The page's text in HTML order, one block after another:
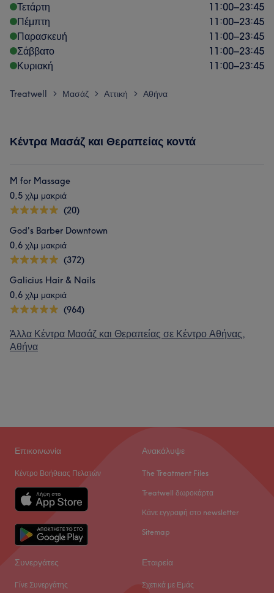
Τετάρτη
11:00–23:45
Πέμπτη
11:00–23:45
Παρασκευή
11:00–23:45
Σάββατο
11:00–23:45
Κυριακή
11:00–23:45
Treatwell > Μασάζ > Αττική > Αθήνα
Κέντρα Μασάζ και Θεραπείας κοντά
M for Massage
0,5 χλμ μακριά
(20)
God's Barber Downtown
0,6 χλμ μακριά
(372)
Galicius Hair & Nails
0,6 χλμ μακριά
(964)
Άλλα Κέντρα Μασάζ και Θεραπείας σε Κέντρο Αθήνας,
Αθήνα
Επικοινωνία
Κέντρο Βοήθειας Πελατών
Ανακάλυψε
The Treatment Files
Treatwell δωροκάρτα
Κάνε εγγραφή στο newsletter
Sitemap
Συνεργάτες
Γίνε Συνεργάτης
Εταιρεία
Σχετικά με Εμάς